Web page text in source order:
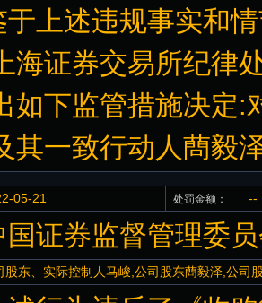
于上述违规事实和
海证券交易所纪律
如下监管措施决定:
其一致行动人蔄毅
05-21 处罚金额： --
国证券监督管理委
股东、实际控制人马峻,公司股东蔄毅泽,公司